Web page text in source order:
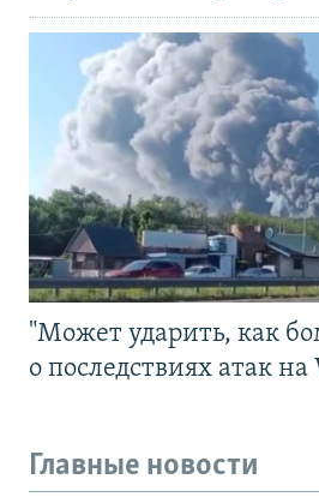
"Может ударить, как
о последствиях атак
Главные новости